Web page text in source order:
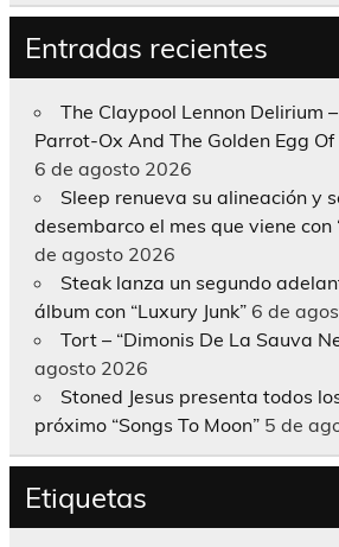
Entradas recientes
The Claypool Lennon Delirium
Parrot-Ox And The Golden Egg
6 de agosto 2026
Sleep renueva su alineación y
desembarco el mes que viene con
de agosto 2026
Steak lanza un segundo
álbum con “Luxury Junk” 6 de
Tort – “Dimonis De La Sauva
agosto 2026
Stoned Jesus presenta todos
próximo “Songs To Moon” 5 de
Etiquetas